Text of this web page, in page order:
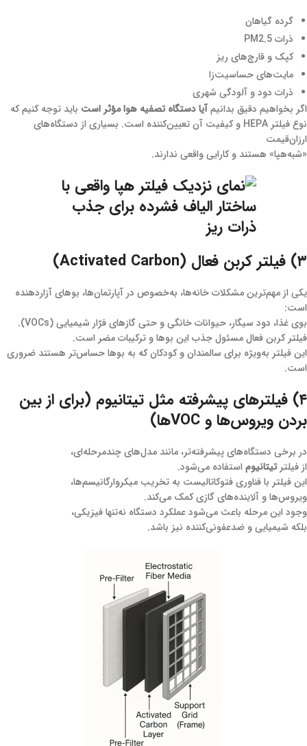
گرده گیاهان
ذرات PM2.5
کپک و قارچ‌های ریز
مایت‌های حساسیت‌زا
ذرات دود و آلودگی شهری
اگر بخواهیم دقیق بدانیمآیا دستگاه تصفیه هوا مؤثر است باید توجه کنیم که
نوع فیلتر HEPA و کیفیت آن تعیین‌کننده است. بسیاری از دستگاه‌های
ارزان‌قیمت
«شبه‌هپا» هستند و کارایی واقعی ندارند.
۳) فیلتر کربن فعال (Activated Carbon)
یکی از مهم‌ترین مشکلات خانه‌ها، به‌خصوص در آپارتمان‌ها، بوهای آزاردهنده
است:
بوی غذا، دود سیگار، حیوانات خانگی و حتی گازهای فرّار شیمیایی (VOCs).
فیلتر کربن فعال مسئول جذب این بوها و ترکیبات مضر است.
این فیلتر به‌ویژه برای سالمندان و کودکان که به بوها حساس‌تر هستند ضروری
است.
۴) فیلترهای پیشرفته مثل تیتانیوم (برای از بین
بردن ویروس‌ها و VOCها)
در برخی دستگاه‌های پیشرفته‌تر، مانند مدل‌های چندمرحله‌ای،
از فیلترتیتانیوم استفاده می‌شود.
این فیلتر با فناوری فتوکاتالیست به تخریب میکروارگانیسم‌ها،
ویروس‌ها و آلاینده‌های گازی کمک می‌کند.
وجود این مرحله باعث می‌شود عملکرد دستگاه نه‌تنها فیزیکی،
بلکه شیمیایی و ضدعفونی‌کننده نیز باشد.